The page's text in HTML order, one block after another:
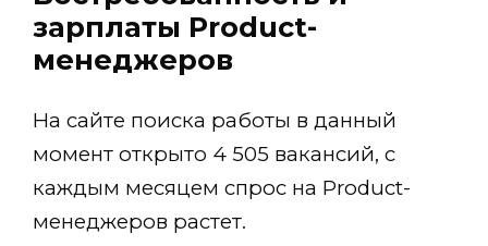
зарплаты Product-
менеджеров
На сайте поиска работы в данный
момент открыто 4 505 вакансий, с
каждым месяцем спрос на Product-
менеджеров растет.